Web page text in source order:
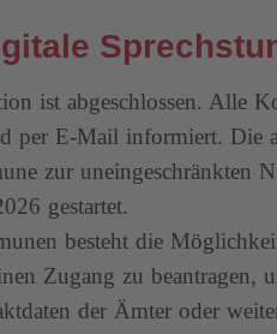
ist abgeschlossen. Alle
per E-Mail informiert. Die
zur uneingeschränkten
gestartet.
besteht die
Zugang zu beantragen,
der Ämter oder